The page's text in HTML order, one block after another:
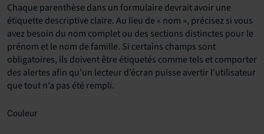
Chaque parenthèse dans un formulaire devrait avoir une
étiquette descriptive claire. Au lieu de « nom », précisez si vous
avez besoin du nom complet ou des sections distinctes pour le
prénom et le nom de famille. Si certains champs sont
obligatoires, ils doivent être étiquetés comme tels et comporter
des alertes afin qu’un lecteur d’écran puisse avertir l’utilisateur
que tout n’a pas été rempli.
Couleur